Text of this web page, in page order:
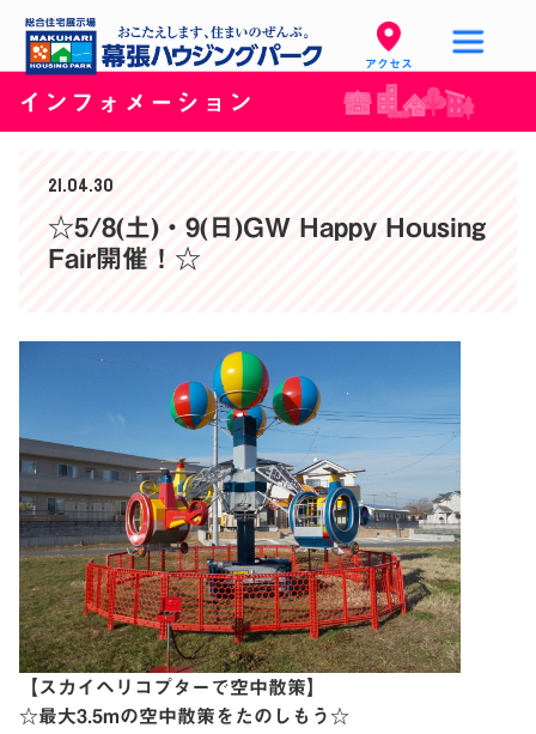
アクセス
インフォメーション
21.04.30
☆5/8(土)・9(日)GW Happy Housing
Fair開催！☆
【スカイヘリコプターで空中散策】
☆最大3.5mの空中散策をたのしもう☆